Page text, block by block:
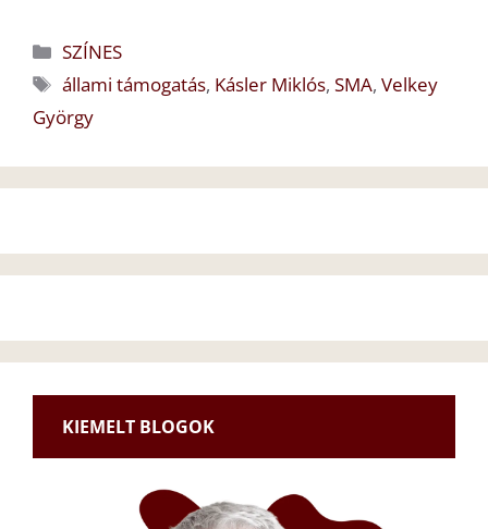
Kategória
SZÍNES
Címkék
állami támogatás, Kásler Miklós,SMA,Velkey
György
KIEMELT BLOGOK